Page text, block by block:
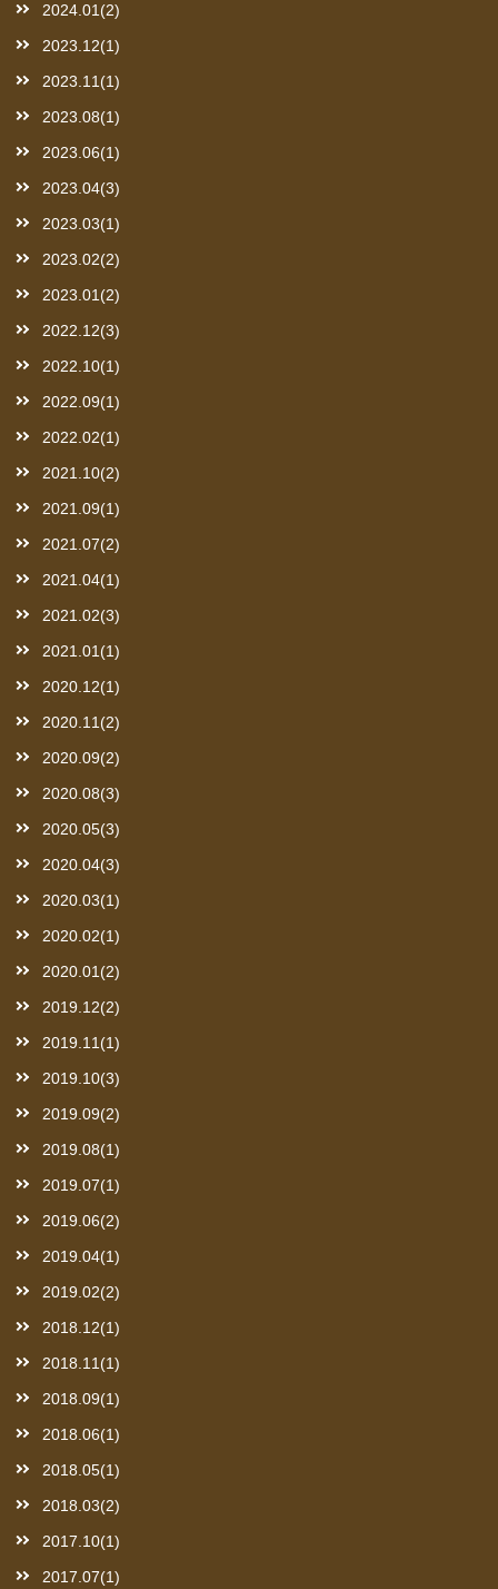
2024.01(2)
2023.12(1)
2023.11(1)
2023.08(1)
2023.06(1)
2023.04(3)
2023.03(1)
2023.02(2)
2023.01(2)
2022.12(3)
2022.10(1)
2022.09(1)
2022.02(1)
2021.10(2)
2021.09(1)
2021.07(2)
2021.04(1)
2021.02(3)
2021.01(1)
2020.12(1)
2020.11(2)
2020.09(2)
2020.08(3)
2020.05(3)
2020.04(3)
2020.03(1)
2020.02(1)
2020.01(2)
2019.12(2)
2019.11(1)
2019.10(3)
2019.09(2)
2019.08(1)
2019.07(1)
2019.06(2)
2019.04(1)
2019.02(2)
2018.12(1)
2018.11(1)
2018.09(1)
2018.06(1)
2018.05(1)
2018.03(2)
2017.10(1)
2017.07(1)